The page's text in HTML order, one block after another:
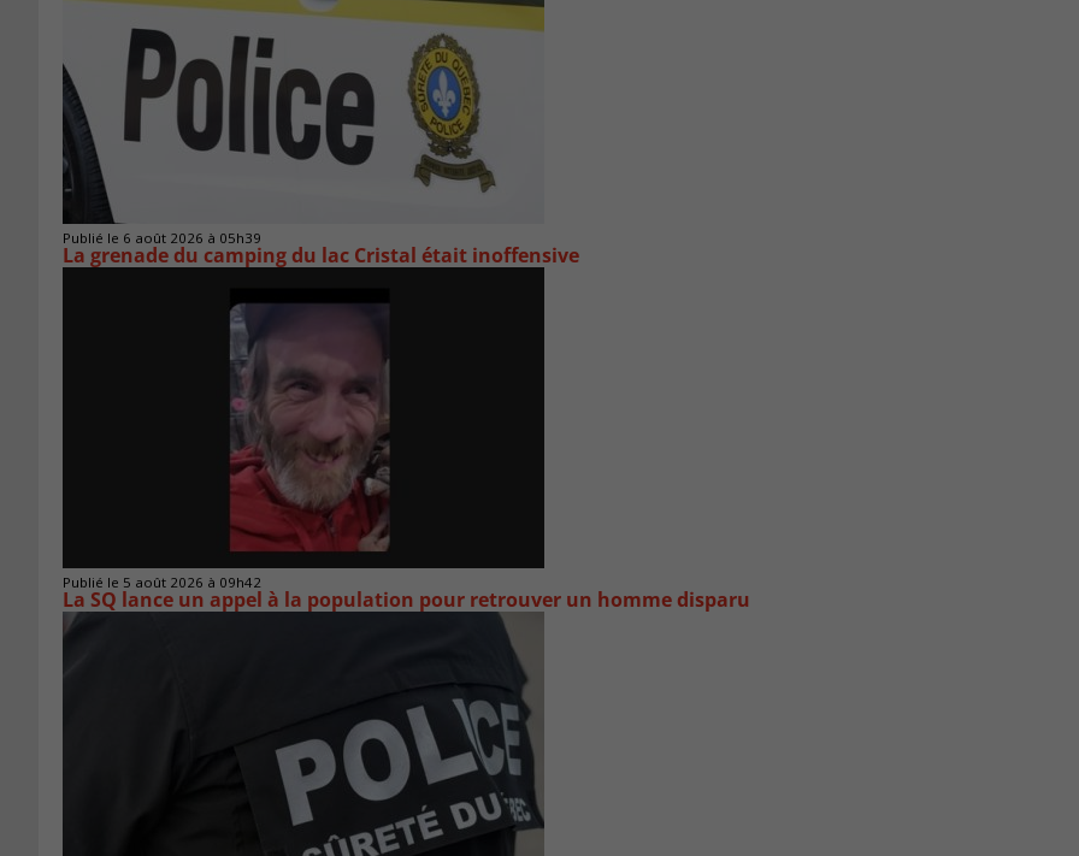
Publié le 6 août 2026 à 05h39
La grenade du camping du lac Cristal était inoffensive
Publié le 5 août 2026 à 09h42
La SQ lance un appel à la population pour retrouver un homme disparu